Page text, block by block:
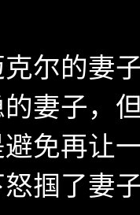
尔的妻
妻子，
免再让
掴了妻